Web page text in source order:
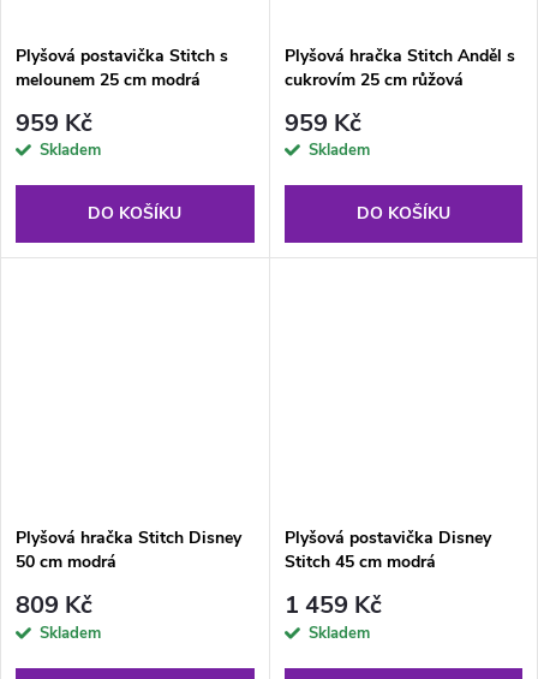
Plyšová postavička Stitch s
melounem 25 cm modrá
959 Kč
Skladem
DO KOŠÍKU
Plyšová hračka Stitch Anděl s
cukrovím 25 cm růžová
959 Kč
Skladem
DO KOŠÍKU
Plyšová hračka Stitch Disney
50 cm modrá
809 Kč
Skladem
Plyšová postavička Disney
Stitch 45 cm modrá
1 459 Kč
Skladem